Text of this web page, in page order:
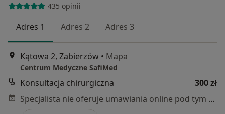
435 opinii
Adres 1 Adres 2 Adres 3
Kątowa 2, Zabierzów • Mapa
Centrum Medyczne SafiMed
Konsultacja chirurgiczna
300 zł
Specjalista nie oferuje umawiania online pod tym adresem.